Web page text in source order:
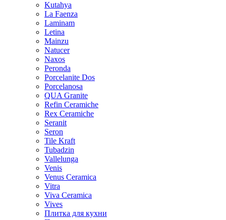
Kutahya
La Faenza
Laminam
Letina
Mainzu
Natucer
Naxos
Peronda
Porcelanite Dos
Porcelanosa
QUA Granite
Refin Ceramiche
Rex Ceramiche
Seranit
Seron
Tile Kraft
Tubadzin
Vallelunga
Venis
Venus Ceramica
Vitra
Viva Ceramica
Vives
Плитка для кухни